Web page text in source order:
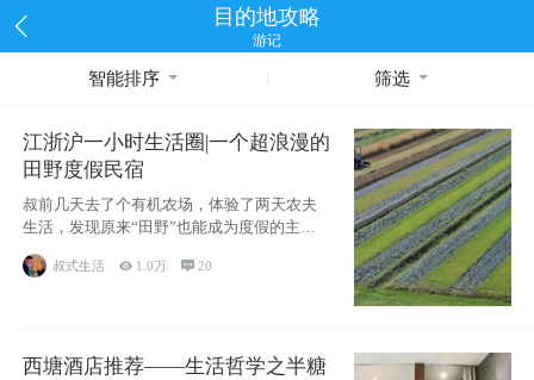
目的地攻略
游记
智能排序 筛选
江浙沪一小时生活圈|一个超浪漫的
田野度假民宿
叔前几天去了个有机农场，体验了两天农夫
生活，发现原来“田野”也能成为度假的主旋
律。江
叔式生活  1.0万 20
西塘酒店推荐——生活哲学之半糖